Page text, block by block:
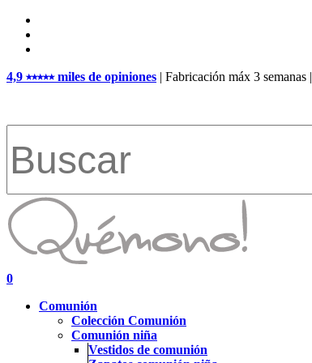
Skip
main
4,9 ⭑⭑⭑⭑⭑ miles de opiniones | Fabricación máx 3 semanas |
Close
Search
search
account
0
Comunión
Colección Comunión
Comunión niña
Vestidos de comunión